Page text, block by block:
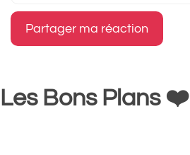
Les Bons Plans ❤️